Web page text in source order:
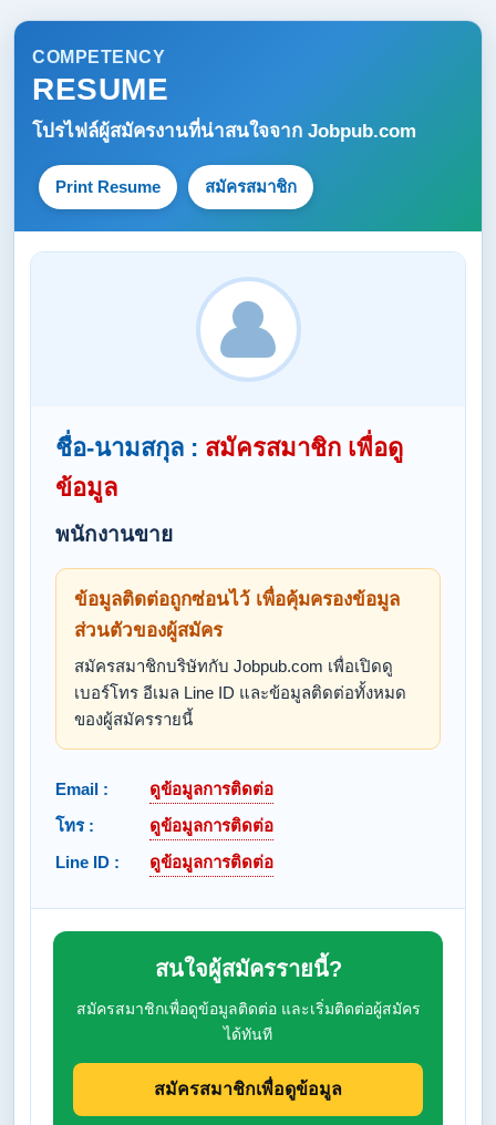
COMPETENCY
RESUME
โปรไฟล์ผู้สมัครงานที่น่าสนใจจาก Jobpub.com
Print Resume สมัครสมาชิก
ชื่อ-นามสกุล : สมัครสมาชิก เพื่อดู
ข้อมูล
พนักงานขาย
ข้อมูลติดต่อถูกซ่อนไว้ เพื่อคุ้มครองข้อมูล
ส่วนตัวของผู้สมัคร
สมัครสมาชิกบริษัทกับ Jobpub.com เพื่อเปิดดู
เบอร์โทร อีเมล Line ID และข้อมูลติดต่อทั้งหมด
ของผู้สมัครรายนี้
Email :
ดูข้อมูลการติดต่อ
โทร :
ดูข้อมูลการติดต่อ
Line ID :
ดูข้อมูลการติดต่อ
สนใจผู้สมัครรายนี้?
สมัครสมาชิกเพื่อดูข้อมูลติดต่อ และเริ่มติดต่อผู้สมัคร
ได้ทันที
สมัครสมาชิกเพื่อดูข้อมูล